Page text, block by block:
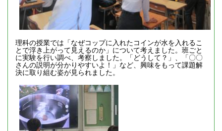
理科の授業では「なぜコップに入れたコインが水を入れるこ
とで浮き上がって見えるのか」について考えました。班ごと
に実験を行い調べ、考察しました。「どうして？」、「〇〇
さんの説明が分かりやすいよ！」など、興味をもって課題解
決に取り組む姿が見られました。